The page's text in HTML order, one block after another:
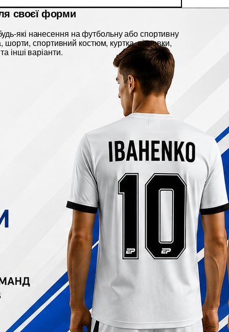
своєї форми
які нанесення на футбольну або спортивну
шорти, спортивний костюм, куртка, вітровки,
інші варіанти.